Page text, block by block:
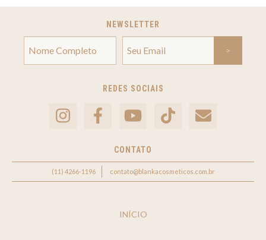
NEWSLETTER
REDES SOCIAIS
CONTATO
(11) 4266-1196 contato@blankacosmeticos.com.br
INÍCIO